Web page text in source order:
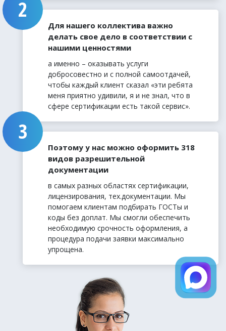
Для нашего коллектива важно
делать свое дело в соответствии с
нашими ценностями
а именно – оказывать услуги
добросовестно и с полной самоотдачей,
чтобы каждый клиент сказал «эти ребята
меня приятно удивили, я и не знал, что в
сфере сертификации есть такой сервис».
Поэтому у нас можно оформить 318
видов разрешительной
документации
в самых разных областях сертификации,
лицензирования, тех.документации. Мы
помогаем клиентам подбирать ГОСТы и
коды без доплат. Мы смогли обеспечить
необходимую срочность оформления, а
процедура подачи заявки максимально
упрощена.